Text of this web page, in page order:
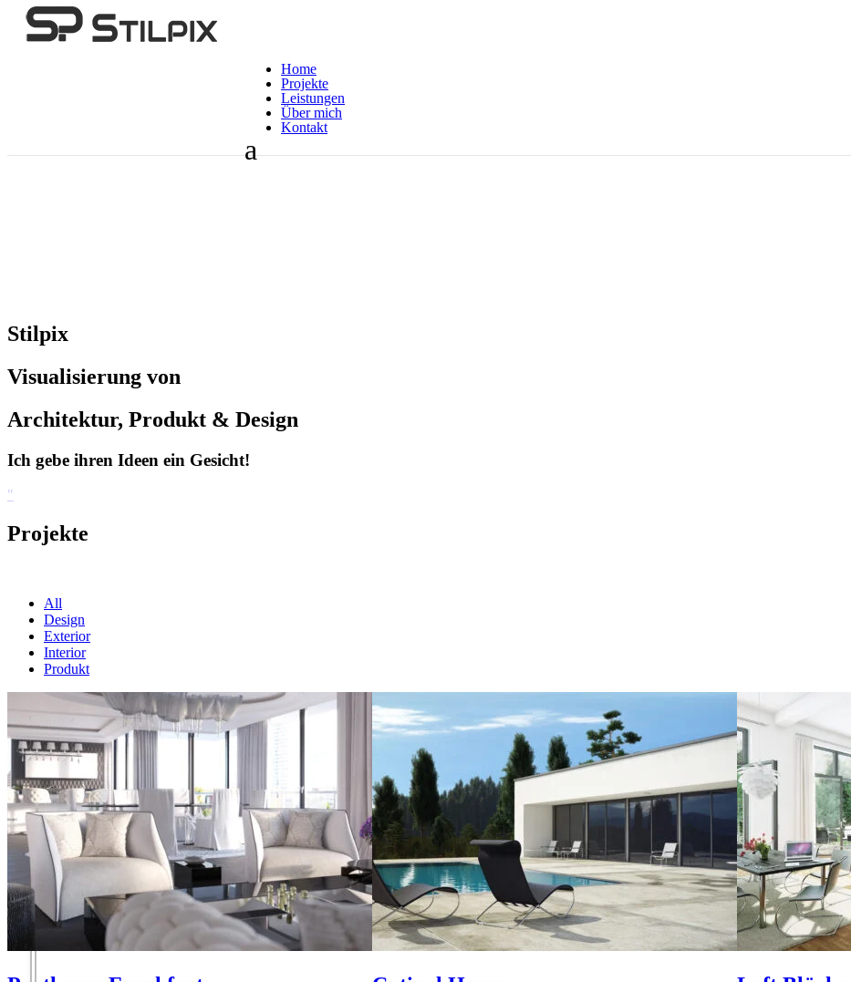
Home
Projekte
Leistungen
Über mich
Kontakt
Stilpix
Visualisierung von
Architektur, Produkt & Design
Ich gebe ihren Ideen ein Gesicht!
"
Projekte
All
Design
Exterior
Interior
Produkt